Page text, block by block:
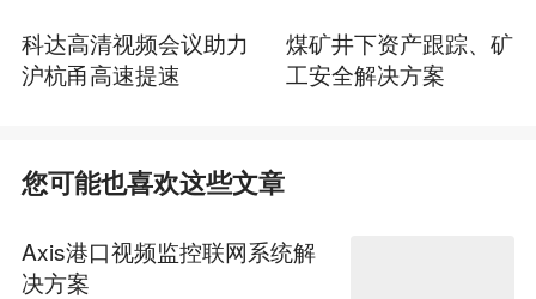
科达高清视频会议助力
沪杭甬高速提速
煤矿井下资产跟踪、矿
工安全解决方案
您可能也喜欢这些文章
Axis港口视频监控联网系统解
决方案